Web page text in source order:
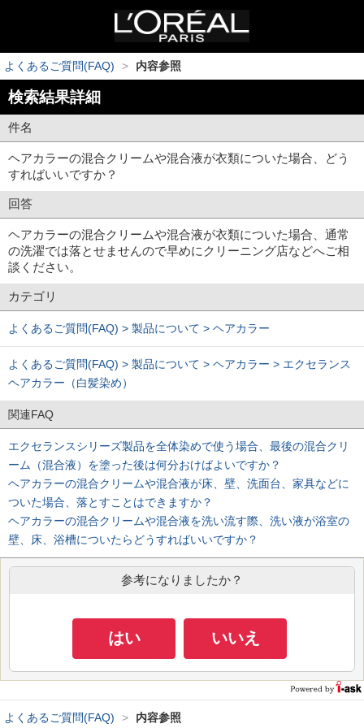
よくあるご質問(FAQ) > 内容参照
検索結果詳細
件名
ヘアカラーの混合クリームや混合液が衣類についた場合、どう
すればいいですか？
回答
ヘアカラーの混合クリームや混合液が衣類についた場合、通常
の洗濯では落とせませんので早めにクリーニング店などへご相
談ください。
カテゴリ
よくあるご質問(FAQ) > 製品について > ヘアカラー
よくあるご質問(FAQ) > 製品について > ヘアカラー > エクセランス
ヘアカラー（白髪染め）
関連FAQ
エクセランスシリーズ製品を全体染めで使う場合、最後の混合クリ
ーム（混合液）を塗った後は何分おけばよいですか？
ヘアカラーの混合クリームや混合液が床、壁、洗面台、家具などに
ついた場合、落とすことはできますか？
ヘアカラーの混合クリームや混合液を洗い流す際、洗い液が浴室の
壁、床、浴槽についたらどうすればいいですか？
参考になりましたか？
はい いいえ
よくあるご質問(FAQ) > 内容参照